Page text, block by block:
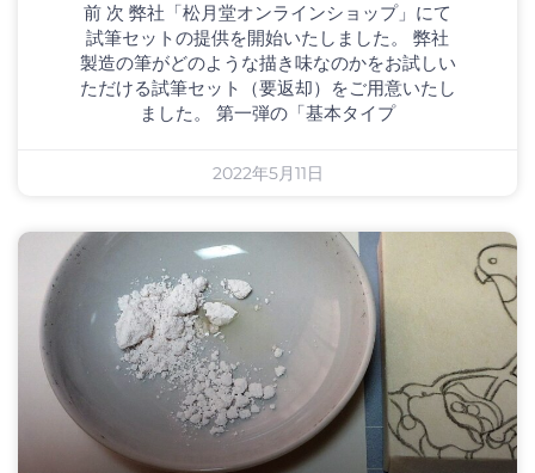
前 次 弊社「松月堂オンラインショップ」にて
試筆セットの提供を開始いたしました。 弊社
製造の筆がどのような描き味なのかをお試しい
ただける試筆セット（要返却）をご用意いたし
ました。 第一弾の「基本タイプ
2022年5月11日